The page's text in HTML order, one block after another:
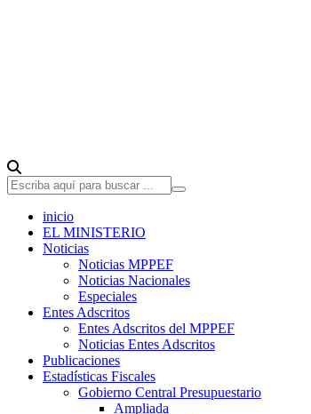
inicio
EL MINISTERIO
Noticias
Noticias MPPEF
Noticias Nacionales
Especiales
Entes Adscritos
Entes Adscritos del MPPEF
Noticias Entes Adscritos
Publicaciones
Estadísticas Fiscales
Gobierno Central Presupuestario
Ampliada